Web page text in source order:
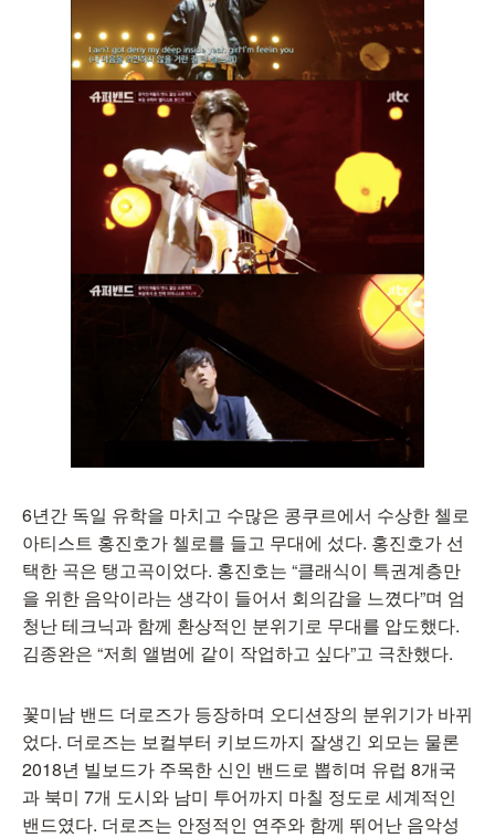
6년간 독일 유학을 마치고 수많은 콩쿠르에서 수상한 첼로
아티스트 홍진호가 첼로를 들고 무대에 섰다. 홍진호가 선
택한 곡은 탱고곡이었다. 홍진호는 “클래식이 특권계층만
을 위한 음악이라는 생각이 들어서 회의감을 느꼈다”며 엄
청난 테크닉과 함께 환상적인 분위기로 무대를 압도했다.
김종완은 “저희 앨범에 같이 작업하고 싶다”고 극찬했다.
꽃미남 밴드 더로즈가 등장하며 오디션장의 분위기가 바뀌
었다. 더로즈는 보컬부터 키보드까지 잘생긴 외모는 물론
2018년 빌보드가 주목한 신인 밴드로 뽑히며 유럽 8개국
과 북미 7개 도시와 남미 투어까지 마칠 정도로 세계적인
밴드였다. 더로즈는 안정적인 연주와 함께 뛰어난 음악성